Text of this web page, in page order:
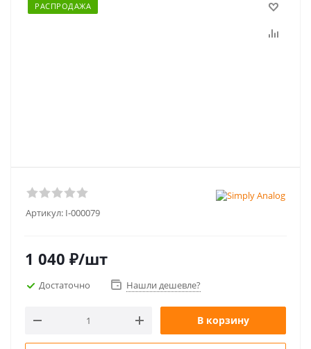
РАСПРОДАЖА
Артикул: I-000079
1 040 ₽/шт
Достаточно Нашли дешевле?
В корзину